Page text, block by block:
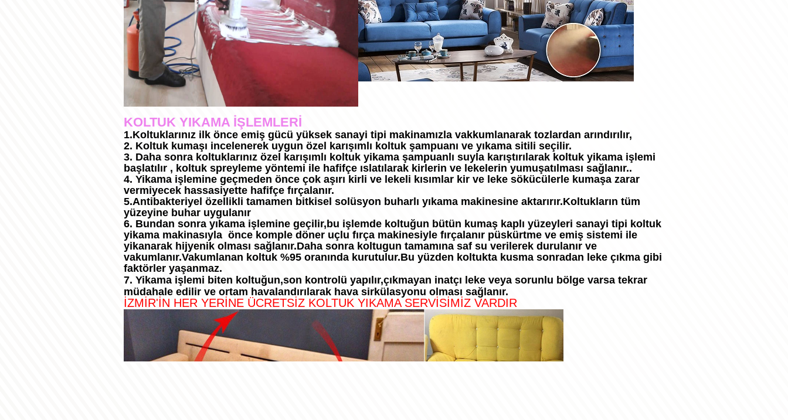
KOLTUK YIKAMA İŞLEMLERİ
1.Koltuklarınız ilk önce emiş gücü yüksek sanayi tipi makinamızla vakkumlanarak tozlardan arındırılır,
2. Koltuk kumaşı incelenerek uygun özel karışımlı koltuk şampuanı ve yıkama sitili seçilir.
3. Daha sonra koltuklarınız özel karışımlı koltuk yikama şampuanlı suyla karıştırılarak koltuk yikama işlemi
başlatılır , koltuk spreyleme yöntemi ile hafifçe ıslatılarak kirlerin ve lekelerin yumuşatılması sağlanır..
4. Yikama işlemine geçmeden önce çok aşırı kirli ve lekeli kısımlar kir ve leke sökücülerle kumaşa zarar
vermiyecek hassasiyette hafifçe fırçalanır.
5.Antibakteriyel özellikli tamamen bitkisel solüsyon buharlı yıkama makinesine aktarırır.Koltukların tüm
yüzeyine buhar uygulanır
6. Bundan sonra yıkama işlemine geçilir,bu işlemde koltuğun bütün kumaş kaplı yüzeyleri sanayi tipi koltuk
yikama makinasıyla önce komple döner uçlu fırça makinesiyle fırçalanır püskürtme ve emiş sistemi ile
yikanarak hijyenik olması sağlanır.Daha sonra koltugun tamamına saf su verilerek durulanır ve
vakumlanır.Vakumlanan koltuk %95 oranında kurutulur.Bu yüzden koltukta kusma sonradan leke çıkma gibi
faktörler yaşanmaz.
7. Yikama işlemi biten koltuğun,son kontrolü yapılır,çıkmayan inatçı leke veya sorunlu bölge varsa tekrar
müdahale edilir ve ortam havalandırılarak hava sirkülasyonu olması sağlanır.
İZMİR'İN HER YERİNE ÜCRETSİZ KOLTUK YIKAMA SERVİSİMİZ VARDIR